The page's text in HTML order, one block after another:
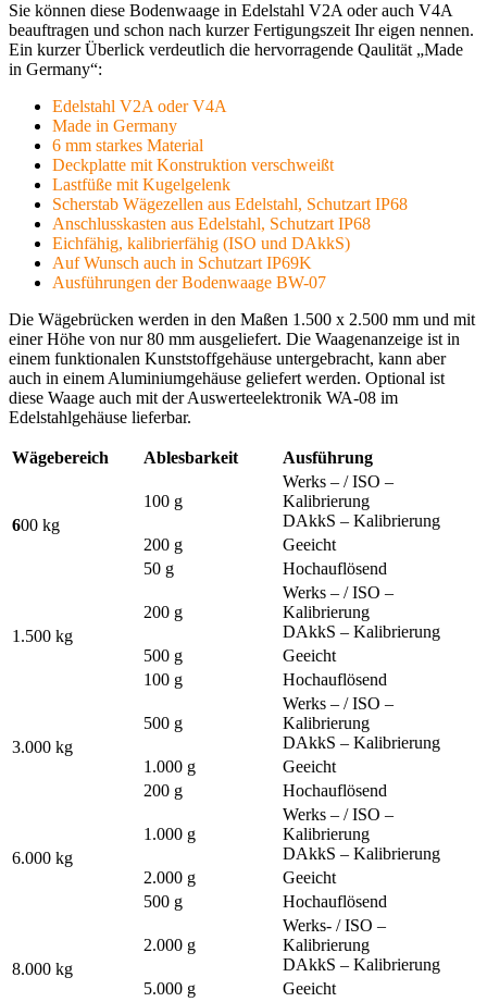
Sie können diese Bodenwaage in Edelstahl V2A oder auch V4A
beauftragen und schon nach kurzer Fertigungszeit Ihr eigen nennen.
Ein kurzer Überlick verdeutlich die hervorragende Qaulität „Made
in Germany“:
Edelstahl V2A oder V4A
Made in Germany
6 mm starkes Material
Deckplatte mit Konstruktion verschweißt
Lastfüße mit Kugelgelenk
Scherstab Wägezellen aus Edelstahl, Schutzart IP68
Anschlusskasten aus Edelstahl, Schutzart IP68
Eichfähig, kalibrierfähig (ISO und DAkkS)
Auf Wunsch auch in Schutzart IP69K
Ausführungen der Bodenwaage BW-07
Die Wägebrücken werden in den Maßen 1.500 x 2.500 mm und mit
einer Höhe von nur 80 mm ausgeliefert. Die Waagenanzeige ist in
einem funktionalen Kunststoffgehäuse untergebracht, kann aber
auch in einem Aluminiumgehäuse geliefert werden. Optional ist
diese Waage auch mit der Auswerteelektronik WA-08 im
Edelstahlgehäuse lieferbar.
Wägebereich Ablesbarkeit Ausführung
600 kg
100 g
Werks – / ISO –
Kalibrierung
DAkkS – Kalibrierung
200 g
Geeicht
50 g
Hochauflösend
1.500 kg
200 g
Werks – / ISO –
Kalibrierung
DAkkS – Kalibrierung
500 g
Geeicht
100 g
Hochauflösend
3.000 kg
500 g
Werks – / ISO –
Kalibrierung
DAkkS – Kalibrierung
1.000 g
Geeicht
200 g
Hochauflösend
6.000 kg
1.000 g
Werks – / ISO –
Kalibrierung
DAkkS – Kalibrierung
2.000 g
Geeicht
500 g
Hochauflösend
8.000 kg
2.000 g
Werks- / ISO –
Kalibrierung
DAkkS – Kalibrierung
5.000 g
Geeicht